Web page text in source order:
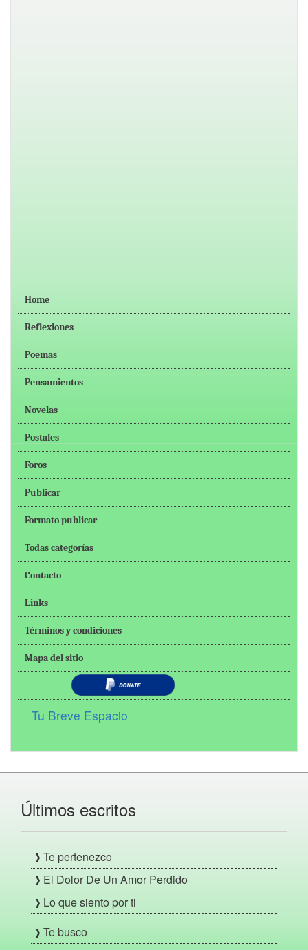
Home
Reflexiones
Poemas
Pensamientos
Novelas
Postales
Foros
Publicar
Formato publicar
Todas categorías
Contacto
Links
Términos y condiciones
Mapa del sitio
Tu Breve Espacio
Últimos escritos
Te pertenezco
El Dolor De Un Amor Perdido
Lo que siento por ti
Te busco